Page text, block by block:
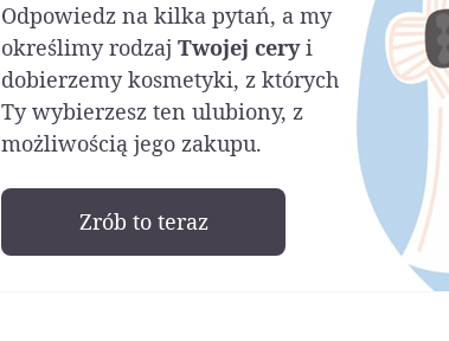
Odpowiedz na kilka pytań, a my
określimy rodzaj Twojej ceryi
dobierzemy kosmetyki, z których
Ty wybierzesz ten ulubiony, z
możliwością jego zakupu.
Zrób to teraz